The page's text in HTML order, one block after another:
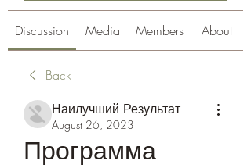
Discussion Media Members About
Back
Наилучший Результат
August 26, 2023
Программа